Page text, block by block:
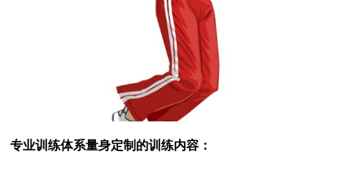
专业训练体系量身定制的训练内容：